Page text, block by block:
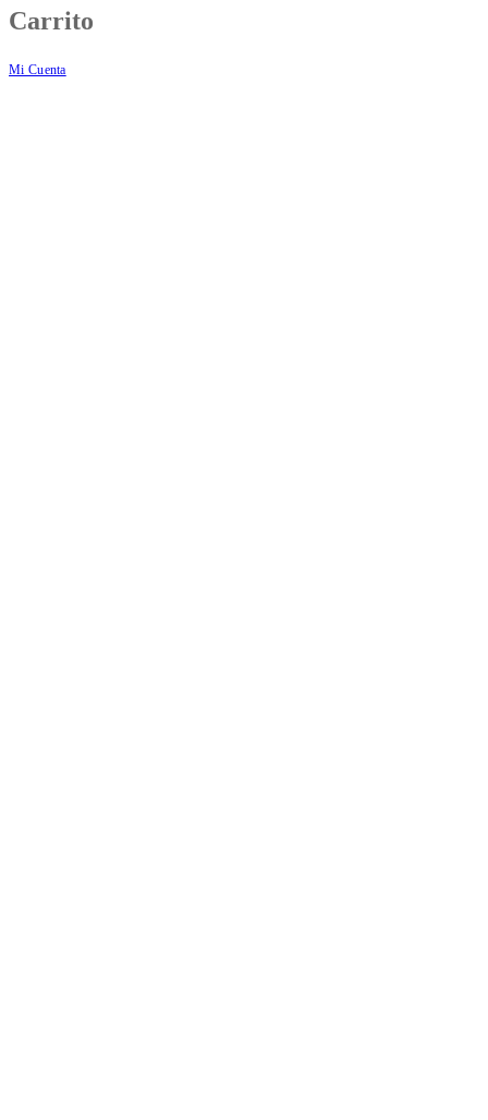
Carrito
Mi Cuenta